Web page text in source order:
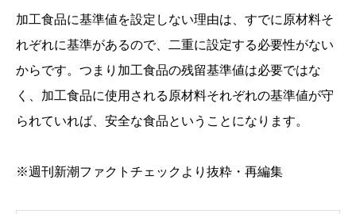
加工食品に基準値を設定しない理由は、すでに原材料そ
れぞれに基準があるので、二重に設定する必要性がない
からです。つまり加工食品の残留基準値は必要ではな
く、加工食品に使用される原材料それぞれの基準値が守
られていれば、安全な食品ということになります。
※週刊新潮ファクトチェックより抜粋・再編集